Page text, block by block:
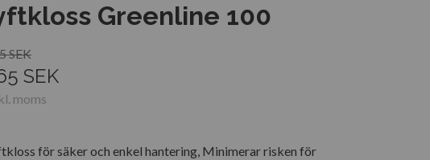
Greenline 100
SEK
SEK
moms
för säker och enkel hantering, Minimerar risken för